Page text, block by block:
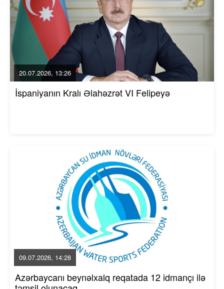
20.07.2026, 13:26
İspaniyanın Kralı Əlahəzrət VI Felipeyə
09.07.2026, 14:28
Azərbaycanı beynəlxalq reqatada 12 idmançı ilə